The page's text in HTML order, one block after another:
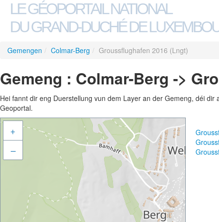
LE GÉOPORTAIL NATIONAL
DU GRAND-DUCHÉ DE
Gemengen / Colmar-Berg / Groussflughafen 2016 (Lngt)
Gemeng : Colmar-Berg ->
Hei fannt dir eng Duerstellung vun dem Layer an der Gemeng, déi
Geoportal.
+
–